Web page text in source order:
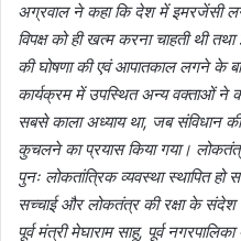
अग्रवाल ने कहा कि देश में इमरजेंसी
विपक्ष को ही खत्म करना चाहती थी
की घोषणा की एवं आपातकाल लगने के
कार्यक्रम में उपस्थित अन्य वक्ताओं ने
सबसे काला अध्याय था, जब संविधान
कुचलने का प्रयास किया गया।
पुनः लोकतांत्रिक व्यवस्था स्थापित
सच्चाई और लोकतंत्र की रक्षा के संदेश
पूर्व मंत्री मेघाराम साहू, पूर्व